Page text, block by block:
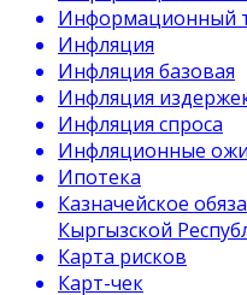
Информационный
Инфляция
Инфляция базовая
Инфляция
Инфляция спроса
Инфляционные
Ипотека
Казначейское
Кыргызской
Карта рисков
Карт-чек